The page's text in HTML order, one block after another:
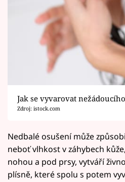
Jak se vyvarovat
Zdroj: istock.com
Nedbalé osušení může
neboť vlhkost v záhybech
nohou a pod prsy, vytváří
plísně, které spolu s potem